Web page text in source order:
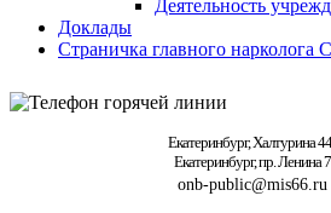
Деятельность
Доклады
Страничка главного нарколога
Екатеринбург, Халтурина
Екатеринбург, пр. Ленина 7
onb-public@mis66.ru